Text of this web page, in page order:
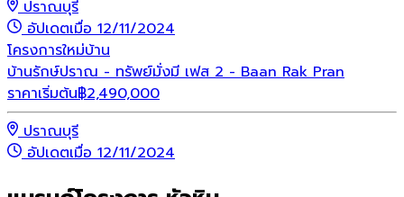
ปราณบุรี
อัปเดตเมื่อ 12/11/2024
โครงการใหม่บ้าน
บ้านรักษ์ปราณ - ทรัพย์มั่งมี เฟส 2 - Baan Rak Pran
ราคาเริ่มต้น฿2,490,000
ปราณบุรี
อัปเดตเมื่อ 12/11/2024